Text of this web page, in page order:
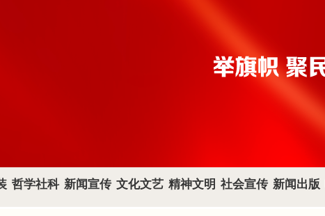
哲学社科 新闻宣传 文化文艺 精神文明 社会宣传 新闻出版